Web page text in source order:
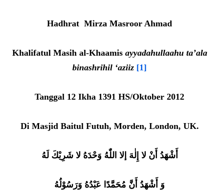
Hadhrat Mirza Masroor Ahmad
Khalifatul Masih al-Khaamis ayyadahullaahu ta’ala
binashrihil ‘aziiz [1]
Tanggal 12 Ikha 1391 HS/Oktober 2012
Di Masjid Baitul Futuh, Morden, London, UK.
أَشْهَدُ أَنْ لا إِلٰهَ إلا اللّٰهُ وَحْدَهُ لا شَرِيْكَ لَهُ
وَ أَشْهَدُ أَنَّ مُحَمَّدًا عَبْدُهُ وَرَسُوْلُهُ